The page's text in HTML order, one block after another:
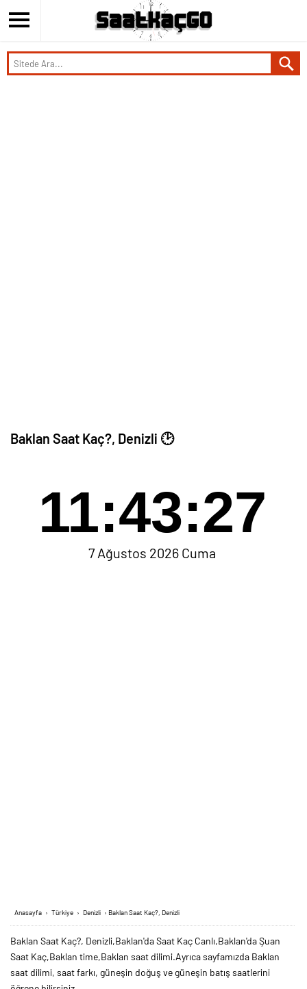
Baklan Saat Kaç?, Denizli 🕑
11:43:27
7 Ağustos 2026 Cuma
Anasayfa › Türkiye › Denizli › Baklan Saat Kaç?, Denizli
Baklan Saat Kaç?, Denizli,Baklan'da Saat Kaç Canlı,Baklan'da Şuan
Saat Kaç,Baklan time,Baklan saat dilimi.Ayrıca sayfamızda Baklan
saat dilimi, saat farkı, güneşin doğuş ve güneşin batış saatlerini